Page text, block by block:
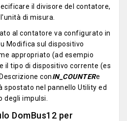
il divisore del contatore,
di misura.
al contatore va configurato in
Modifica sul dispositivo
appropriato (ad esempio
il tipo di dispositivo corrente (es
conIN_COUNTERe
spostato nel pannello Utility ed
degli impulsi.
DomBus12 per